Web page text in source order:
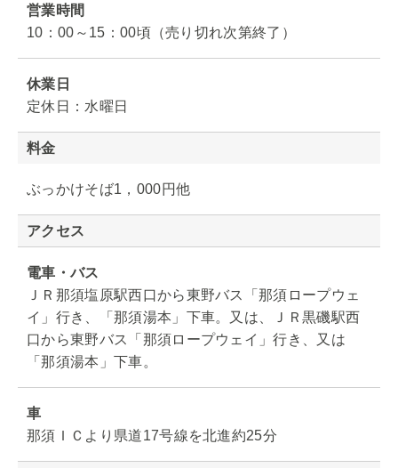
営業時間
10：00～15：00頃（売り切れ次第終了）
休業日
定休日：水曜日
料金
ぶっかけそば1，000円他
アクセス
電車・バス
ＪＲ那須塩原駅西口から東野バス「那須ロープウェ
イ」行き、「那須湯本」下車。又は、ＪＲ黒磯駅西
口から東野バス「那須ロープウェイ」行き、又は
「那須湯本」下車。
車
那須ＩＣより県道17号線を北進約25分